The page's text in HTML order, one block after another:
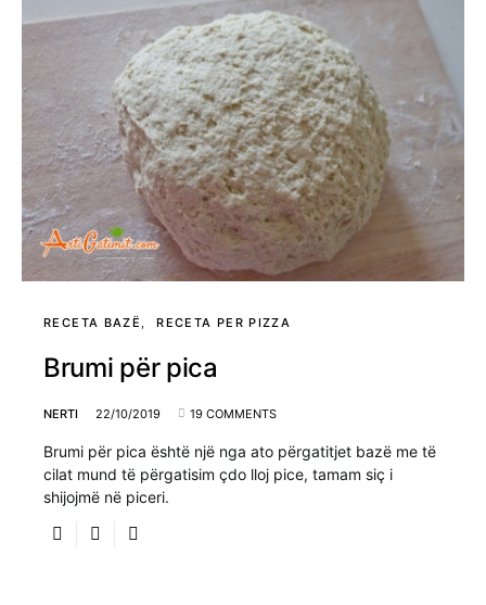
RECETA BAZË RECETA PER PIZZA
Brumi për pica
NERTI 22/10/2019 19 COMMENTS
Brumi për pica është një nga ato përgatitjet bazë me të
cilat mund të përgatisim çdo lloj pice, tamam siç i
shijojmë në piceri.